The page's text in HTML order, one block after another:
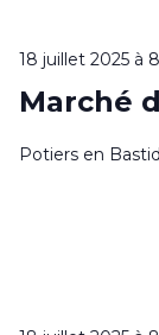
18 juillet 2025 à
Marché
Potiers en